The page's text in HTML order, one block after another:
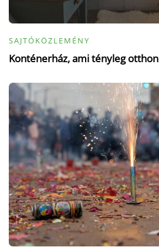
SAJTÓKÖZLEMÉNY
Konténerház, ami tényleg otthon